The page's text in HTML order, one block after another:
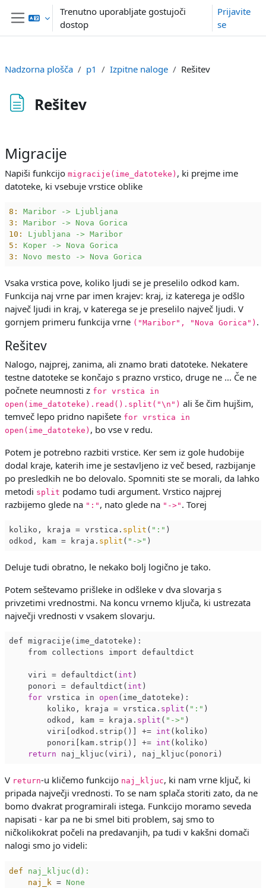
Preskoči na glavno vsebino
Stransko polje
Trenutno uporabljate gostujoči
dostop
Prijavite
se
Nadzorna plošča p1 Izpitne naloge Rešitev
Rešitev
Migracije
Napiši funkcijo migracije(ime_datoteke) , ki prejme ime
datoteke, ki vsebuje vrstice oblike
8: Maribor ->
Ljubljana
3:
Maribor -> Nova Gorica
10:
Ljubljana -> Maribor
5:
Koper -> Nova Gorica
3:
Novo mesto -> Nova Gorica
Vsaka vrstica pove, koliko ljudi se je preselilo odkod kam.
Funkcija naj vrne par imen krajev: kraj, iz katerega je odšlo
največ ljudi in kraj, v katerega se je preselilo največ ljudi. V
gornjem primeru funkcija vrne ("Maribor", "Nova Gorica") .
Rešitev
Nalogo, najprej, zanima, ali znamo brati datoteke. Nekatere
testne datoteke se končajo s prazno vrstico, druge ne ... Če ne
počnete neumnosti z for vrstica in
open(ime_datoteke).read().split("\n") ali še čim hujšim,
temveč lepo pridno napišete for vrstica in
open(ime_datoteke) , bo vse v redu.
Potem je potrebno razbiti vrstice. Ker sem iz gole hudobije
dodal kraje, katerih ime je sestavljeno iz več besed, razbijanje
po presledkih ne bo delovalo. Spomniti ste se morali, da lahko
metodi split podamo tudi argument. Vrstico najprej
razbijemo glede na ":" , nato glede na "->" . Torej
koliko, kraja = vrstica. split ( ":" )
odkod, kam = kraja. split ( "->"
Deluje tudi obratno, le nekako bolj logično je tako.
Potem seštevamo prišleke in odšleke v dva slovarja s
privzetimi vrednostmi. Na koncu vrnemo ključa, ki ustrezata
največji vrednosti v vsakem slovarju.
def migracije(ime_datoteke):
    from collections import defaultdict
    viri = defaultdict(
int )
    ponori = defaultdict(
int )
for vrstica in open (ime_datoteke):
        koliko, kraja = vrstica.
split ( ":" )
        odkod, kam = kraja.
split ( "->" )
        viri[odkod.strip()] +=
int (koliko)
        ponori[kam.strip()] +=
int (koliko)
return
V return-u kličemo funkcijo naj_kljuc, ki nam vrne ključ, ki
pripada največji vrednosti. To se nam splača storiti zato, da ne
bomo dvakrat programirali istega. Funkcijo moramo seveda
napisati - kar pa ne bi smel biti problem, saj smo to
ničkolikokrat počeli na predavanjih, pa tudi v kakšni domači
nalogi smo jo videli:
def
naj_kljuc(d):
naj_k = None